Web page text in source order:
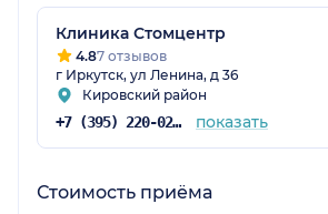
Клиника Стомцентр
4.87 отзывов
г Иркутск, ул Ленина, д 36
Кировский район
+7 (395) 220-02-22 показать
Стоимость приёма